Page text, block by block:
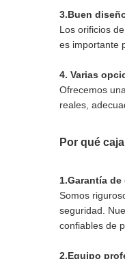
3.Buen
Los orificios
es importante
4. Varias
Ofrecemos
reales,
Por qué
1.Garantía
Somos
seguridad.
confiables de
2.Equipo